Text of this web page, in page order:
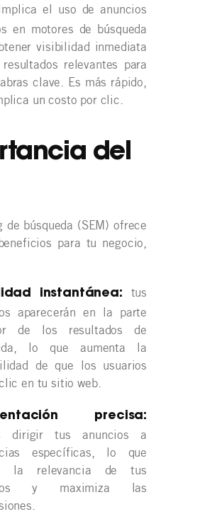
el uso de anuncios
en motores de búsqueda
visibilidad inmediata
relevantes para
clave. Es más rápido,
un costo por clic.
del
de búsqueda (SEM) ofrece
para tu negocio,
instantánea:
tus
aparecerán en la parte
de los resultados de
lo que aumenta la
de que los usuarios
en tu sitio web.
precisa:
dirigir tus anuncios a
específicas, lo que
la relevancia de tus
y maximiza las